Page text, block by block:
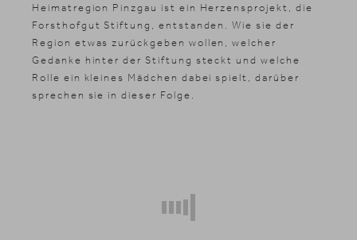
Heimatregion Pinzgau ist ein Herzensprojekt, die
Forsthofgut Stiftung, entstanden. Wie sie der
Region etwas zurückgeben wollen, welcher
Gedanke hinter der Stiftung steckt und welche
Rolle ein kleines Mädchen dabei spielt, darüber
sprechen sie in dieser Folge.